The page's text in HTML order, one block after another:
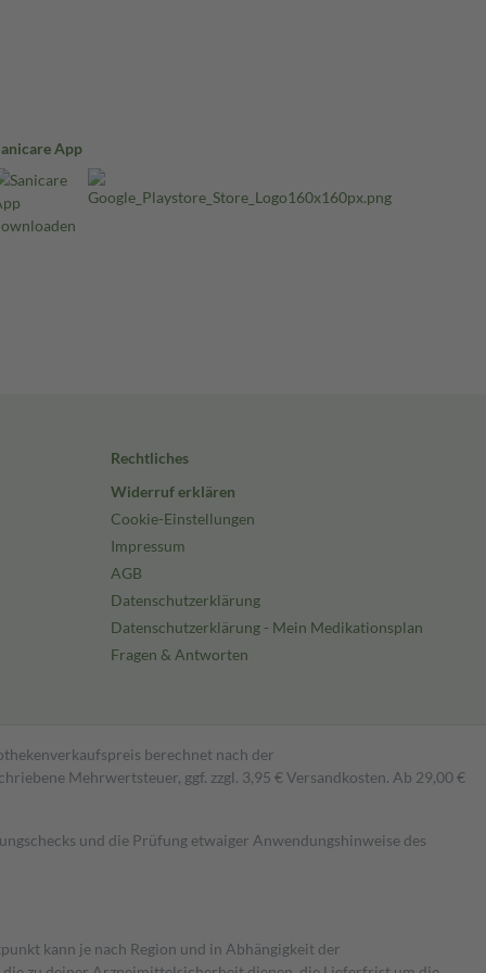
App
Rechtliches
Widerruf erklären
Cookie-Einstellungen
Impressum
AGB
Datenschutzerklärung
Datenschutzerklärung - Mein Medikationsplan
Fragen & Antworten
berechnet nach der
Mehrwertsteuer, ggf. zzgl. 3,95 € Versandkosten. Ab 29,00 €
und die Prüfung etwaiger Anwendungshinweise des
kann je nach Region und in Abhängigkeit der